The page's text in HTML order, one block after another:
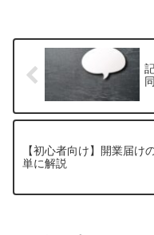
【初心者向け】開業届け
単に解説